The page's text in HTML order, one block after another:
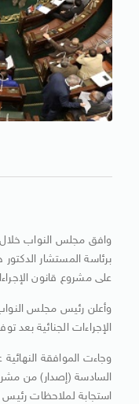
وافق مجلس النواب خلال
برئاسة المستشار
على مشروع قانون
وأعلن رئيس مجلس
الإجراءات الجنائية بعد
وجاءت الموافقة النهائية
السادسة (إصدار) من
استجابة لملاحظات رئيس